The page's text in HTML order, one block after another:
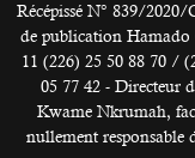
Récépissé N° 839/
de publication
11 (226) 25 50 88 70 /
05 77 42 - Directeur
Kwame Nkrumah,
nullement responsable